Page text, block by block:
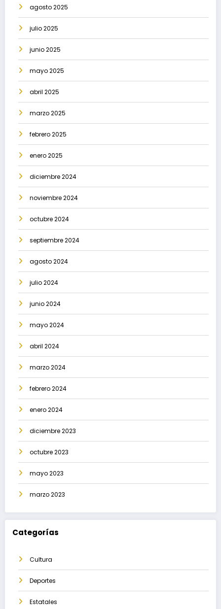
agosto 2025
julio 2025
junio 2025
mayo 2025
abril 2025
marzo 2025
febrero 2025
enero 2025
diciembre 2024
noviembre 2024
octubre 2024
septiembre 2024
agosto 2024
julio 2024
junio 2024
mayo 2024
abril 2024
marzo 2024
febrero 2024
enero 2024
diciembre 2023
octubre 2023
mayo 2023
marzo 2023
Categorías
Cultura
Deportes
Estatales